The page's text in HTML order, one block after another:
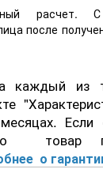
расчет. С
после
каждый из
Если
то товар
о